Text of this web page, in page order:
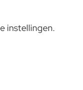
instellingen.